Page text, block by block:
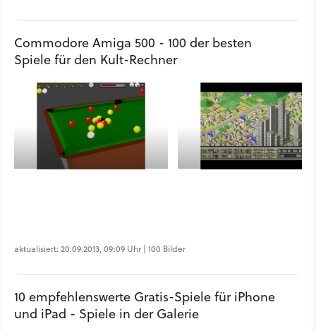
Commodore Amiga 500 - 100 der besten
Spiele für den Kult-Rechner
aktualisiert: 20.09.2013, 09:09 Uhr | 100 Bilder
10 empfehlenswerte Gratis-Spiele für iPhone
und iPad - Spiele in der Galerie